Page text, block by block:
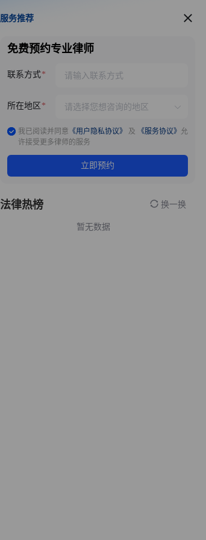
服务推荐
服务推荐
免费预约专业律师
联系方式
所在地区
我已阅读并同意 《用户隐私协议》 及 《服务协议》 允
许接受更多律师的服务
立即预约
法律热榜 换一换
暂无数据